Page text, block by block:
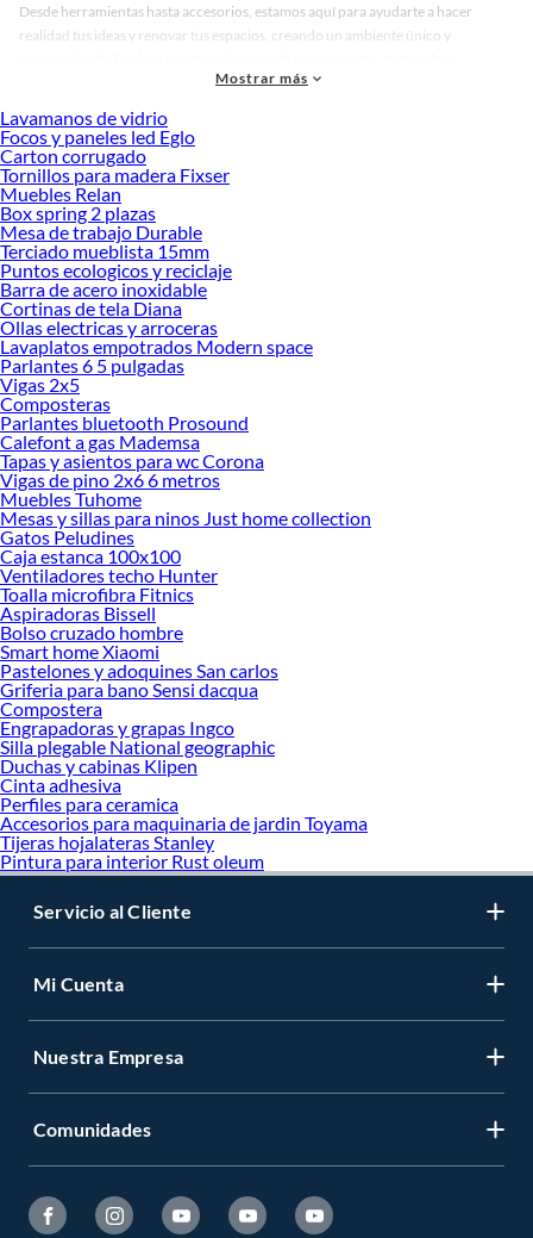
Desde herramientas hasta accesorios, estamos aquí para ayudarte a hacer
realidad tus ideas y renovar tus espacios, creando un ambiente único y
accesorios de calidad que te ayudarán a crear un espacio más tú.
Desde remodelaciones hasta proyectos de decoración, estamos aquí para hacer
tus ideas realidad. ¡Visítanos y encuentra todo lo que tenemos para ofrecerte en
Automotriz!
Explora la variedad de productos de Automotriz en Sodimac
Herramientas, materiales y accesorios de calidad para tus proyectos y
renovación de espacios. ¡Visítanos y descubre todo lo que tenemos para
ofrecerte!
Encuentra una amplia variedad de productos de Automotriz en Sodimac.
Encuentra todo lo necesario para tus proyectos de renovación y decoración.
¡Visítanos y haz tus ideas realidad!
Mostrar más
Lavamanos de vidrio
Focos y paneles led Eglo
Carton corrugado
Tornillos para madera Fixser
Muebles Relan
Box spring 2 plazas
Mesa de trabajo Durable
Terciado mueblista 15mm
Puntos ecologicos y reciclaje
Barra de acero inoxidable
Cortinas de tela Diana
Ollas electricas y arroceras
Lavaplatos empotrados Modern space
Parlantes 6 5 pulgadas
Vigas 2x5
Composteras
Parlantes bluetooth Prosound
Calefont a gas Mademsa
Tapas y asientos para wc Corona
Vigas de pino 2x6 6 metros
Muebles Tuhome
Mesas y sillas para ninos Just home collection
Gatos Peludines
Caja estanca 100x100
Ventiladores techo Hunter
Toalla microfibra Fitnics
Aspiradoras Bissell
Bolso cruzado hombre
Smart home Xiaomi
Pastelones y adoquines San carlos
Griferia para bano Sensi dacqua
Compostera
Engrapadoras y grapas Ingco
Silla plegable National geographic
Duchas y cabinas Klipen
Cinta adhesiva
Perfiles para ceramica
Accesorios para maquinaria de jardin Toyama
Tijeras hojalateras Stanley
Pintura para interior Rust oleum
Servicio al Cliente
Mi Cuenta
Nuestra Empresa
Comunidades